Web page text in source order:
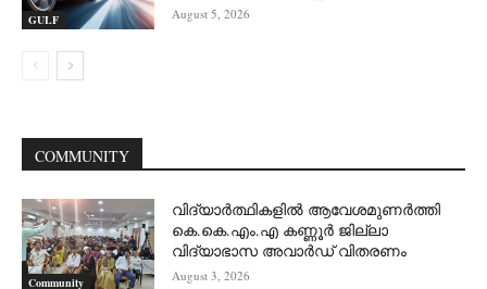
GULF August 5, 2026
COMMUNITY
Community
വിദ്യാർത്ഥികളിൽ ആവേശമുണർത്തി
കെ.കെ.എം.എ കണ്ണൂർ ജില്ലാ
വിദ്യാഭാസ അവാർഡ് വിതരണം
August 3, 2026